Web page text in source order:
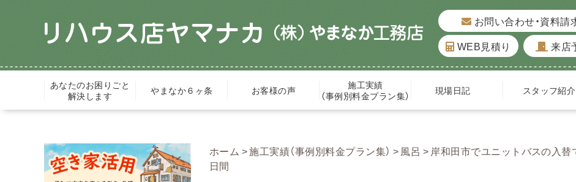
お問い合わせ・資料請
WEB見積り
来店
あなたのお困りごと
解決します
やまなか６ヶ条 お客様の声
施工実績
（事例別料金プラン集）
現場日記 スタッフ紹介
ホーム 施工実績（事例別料金プラン集） 風呂
岸和田市でユニットバスの入
日間